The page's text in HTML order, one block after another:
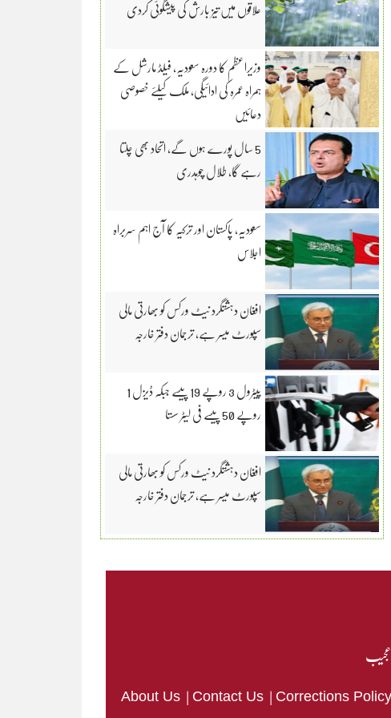
علاقوں میں تیز بارش کی پیشگوئی کردی
وزیراعظم کا دورہ سعودیہ، فیلڈ مارشل کے
ہمراہ عمرہ کی ادائیگی، ملک کیلئے خصوصی
دعائیں
5 سال پورے ہوں گے، اتحاد بھی چلتا
رہے گا، طلال چوہدری
سعودیہ، پاکستان اور ترکیہ کا آج اہم سربراہ
اجلاس
افغان دہشتگرد نیٹ ورکس کو بھارتی مالی
سپورٹ میسر ہے، ترجمان دفتر خارجہ
پیٹرول 3 روپے 19 پیسے جبکہ ڈیزل 1
روپے 50 پیسے فی لیٹر سستا
افغان دہشتگرد نیٹ ورکس کو بھارتی مالی
سپورٹ میسر ہے، ترجمان دفتر خارجہ
About Us | Contact Us | Corrections Policy